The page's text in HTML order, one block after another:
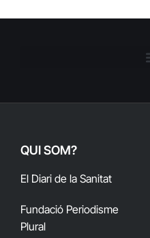
QUI SOM?
El Diari de la Sanitat
Fundació Periodisme
Plural